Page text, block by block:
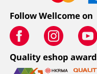
Follow Wellcome on
Quality eshop award